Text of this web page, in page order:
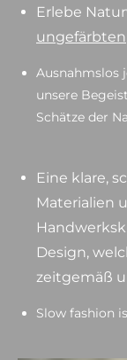
Erlebe
ungefärbten
Ausnahmslos
unsere
Schätze der
Eine klare,
Materialien
Design,
zeitgemäß
Slow fashion